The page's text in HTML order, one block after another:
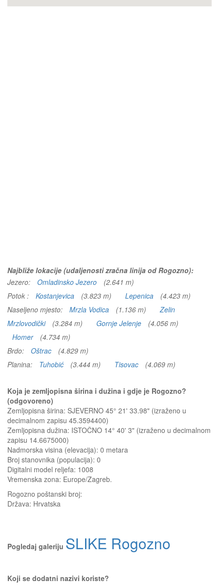
Najbliže lokacije (udaljenosti zračna linija od Rogozno):
Jezero:
Omladinsko Jezero
(2.641 m)
Potok :
Kostanjevica (3.823 m) Lepenica
(4.423 m)
Naseljeno mjesto:
Mrzla Vodica (1.136 m)
Zelin
Mrzlovodički
(3.284 m) Gornje Jelenje
(4.056 m)
Homer
(4.734 m)
Brdo:
Oštrac
(4.829 m)
Planina:
Tuhobić (3.444 m) Tisovac (4.069 m)
Koja je zemljopisna širina i dužina i gdje je Rogozno?
(odgovoreno)
Zemljopisna širina: SJEVERNO 45° 21' 33.98" (izraženo u
decimalnom zapisu 45.3594400)
Zemljopisna dužina: ISTOČNO 14° 40' 3" (izraženo u decimalnom
zapisu 14.6675000)
Nadmorska visina (elevacija): 0 metara
Broj stanovnika (populacija): 0
Digitalni model reljefa: 1008
Vremenska zona: Europe/Zagreb.
Rogozno poštanski broj:
Država: Hrvatska
Pogledaj galeriju SLIKE Rogozno
Koji se dodatni nazivi koriste?